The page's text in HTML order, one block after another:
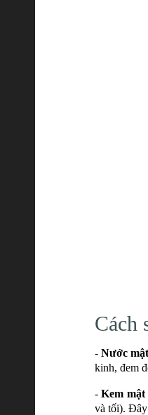
Cách
-Nước
kinh, đem
-Kem mật
và tối). Đây